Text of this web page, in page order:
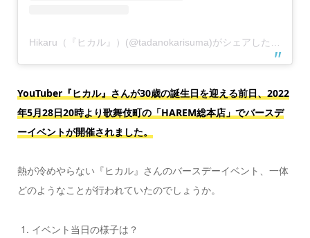
YouTuber『ヒカル』さんが30歳の誕生日を迎える前日、2022
年5月28日20時より歌舞伎町の「HAREM総本店」でバースデ
ーイベントが開催されました。
熱が冷めやらない『ヒカル』さんのバースデーイベント、一体
どのようなことが行われていたのでしょうか。
イベント当日の様子は？